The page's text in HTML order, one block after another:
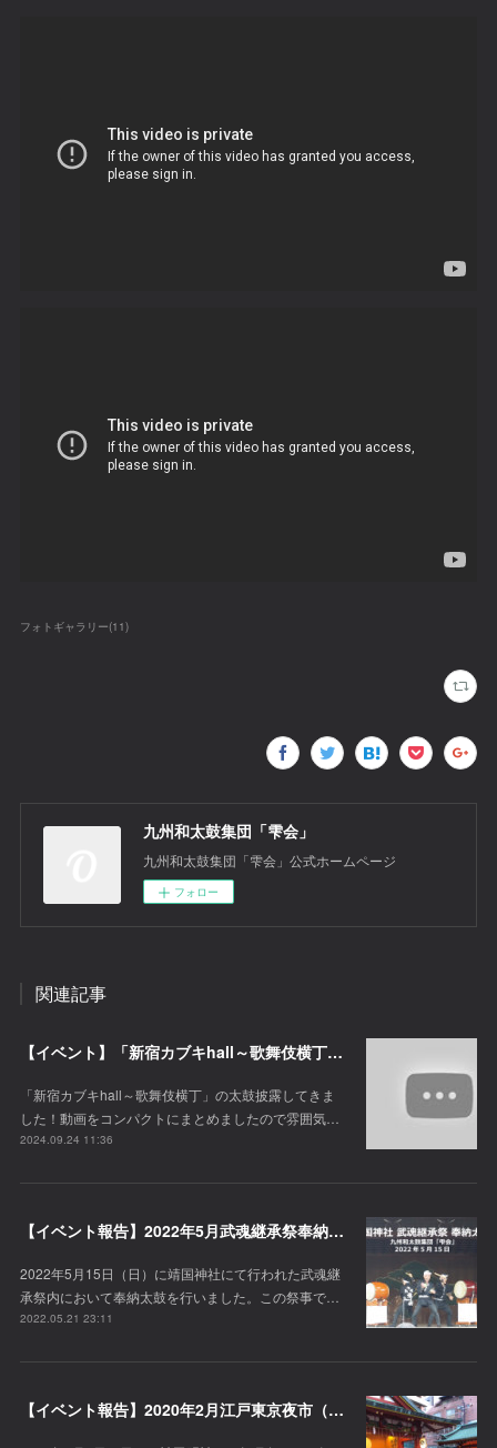
フォトギャラリー(11)
九州和太鼓集団「雫会」
九州和太鼓集団「雫会」公式ホームページ
フォロー
関連記事
【イベント】「新宿カブキhall～歌舞伎横丁」の太鼓披露してきました！
「新宿カブキhall～歌舞伎横丁」の太鼓披露してきま
した！動画をコンパクトにまとめましたので雰囲気…
2024.09.24 11:36
【イベント報告】2022年5月武魂継承祭奉納太鼓（靖国神社）
2022年5月15日（日）に靖国神社にて行われた武魂継
承祭内において奉納太鼓を行いました。この祭事で…
2022.05.21 23:11
【イベント報告】2020年2月江戸東京夜市（神田明神）